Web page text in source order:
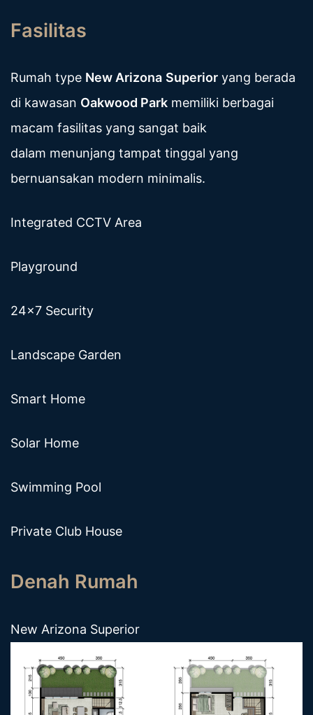
Fasilitas
Rumah type New Arizona Superior yang berada
di kawasan Oakwood Park memiliki berbagai
macam fasilitas yang sangat baik
dalam menunjang tampat tinggal yang
bernuansakan modern minimalis.
Integrated CCTV Area
Playground
24x7 Security
Landscape Garden
Smart Home
Solar Home
Swimming Pool
Private Club House
Denah Rumah
New Arizona Superior